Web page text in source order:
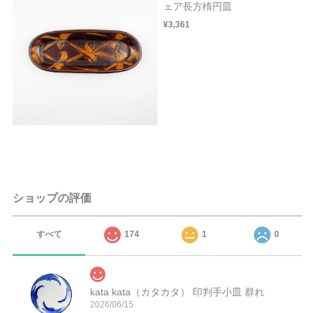
ェア長方楕円皿
¥3,361
ショップの評価
すべて 174 1 0
kata kata（カタカタ） 印判手小皿 群れ
2026/06/15